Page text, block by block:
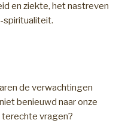
en ziekte, het nastreven
spiritualiteit.
de verwachtingen
benieuwd naar onze
vragen?